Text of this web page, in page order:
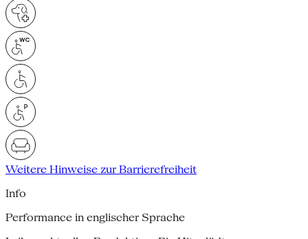
Weitere Hinweise zur Barrierefreiheit
Info
Performance in englischer Sprache